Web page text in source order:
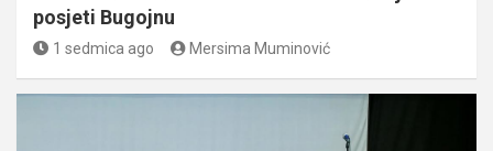
posjeti Bugojnu
1 sedmica ago Mersima Muminović